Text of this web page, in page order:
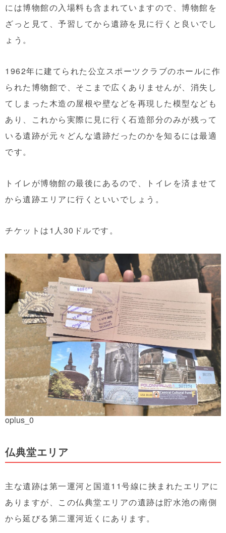
には博物館の入場料も含まれていますので、博物館を
ざっと見て、予習してから遺跡を見に行くと良いでし
ょう。
1962年に建てられた公立スポーツクラブのホールに作
られた博物館で、そこまで広くありませんが、消失し
てしまった木造の屋根や壁などを再現した模型なども
あり、これから実際に見に行く石造部分のみが残って
いる遺跡が元々どんな遺跡だったのかを知るには最適
です。
トイレが博物館の最後にあるので、トイレを済ませて
から遺跡エリアに行くといいでしょう。
チケットは1人30ドルです。
oplus_0
仏典堂エリア
主な遺跡は第一運河と国道11号線に挟まれたエリアに
ありますが、この仏典堂エリアの遺跡は貯水池の南側
から延びる第二運河近くにあります。